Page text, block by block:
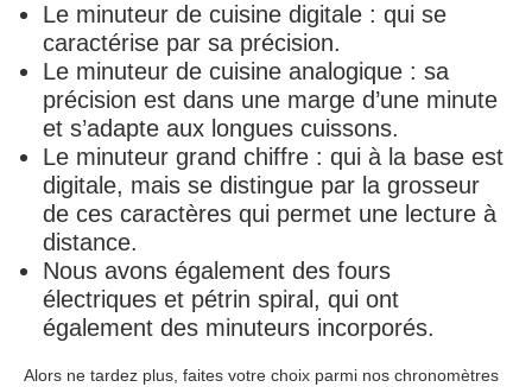
Le minuteur de cuisine digitale : qui se
caractérise par sa précision.
Le minuteur de cuisine analogique : sa
précision est dans une marge d’une minute
et s’adapte aux longues cuissons.
Le minuteur grand chiffre : qui à la base est
digitale, mais se distingue par la grosseur
de ces caractères qui permet une lecture à
distance.
Nous avons également des fours
électriques et pétrin spiral, qui ont
également des minuteurs incorporés.
Alors ne tardez plus, faites votre choix parmi nos chronomètres